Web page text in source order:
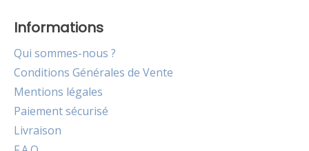
Informations
Qui sommes-nous ?
Conditions Générales de Vente
Mentions légales
Paiement sécurisé
Livraison